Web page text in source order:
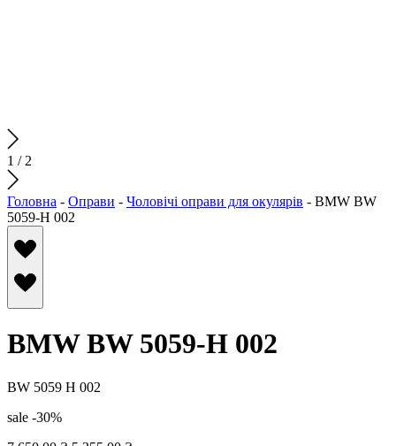
1 / 2
Головна - Оправи - Чоловічі оправи для окулярів - BMW BW
5059-H 002
BMW BW 5059-H 002
BW 5059 H 002
sale -30%